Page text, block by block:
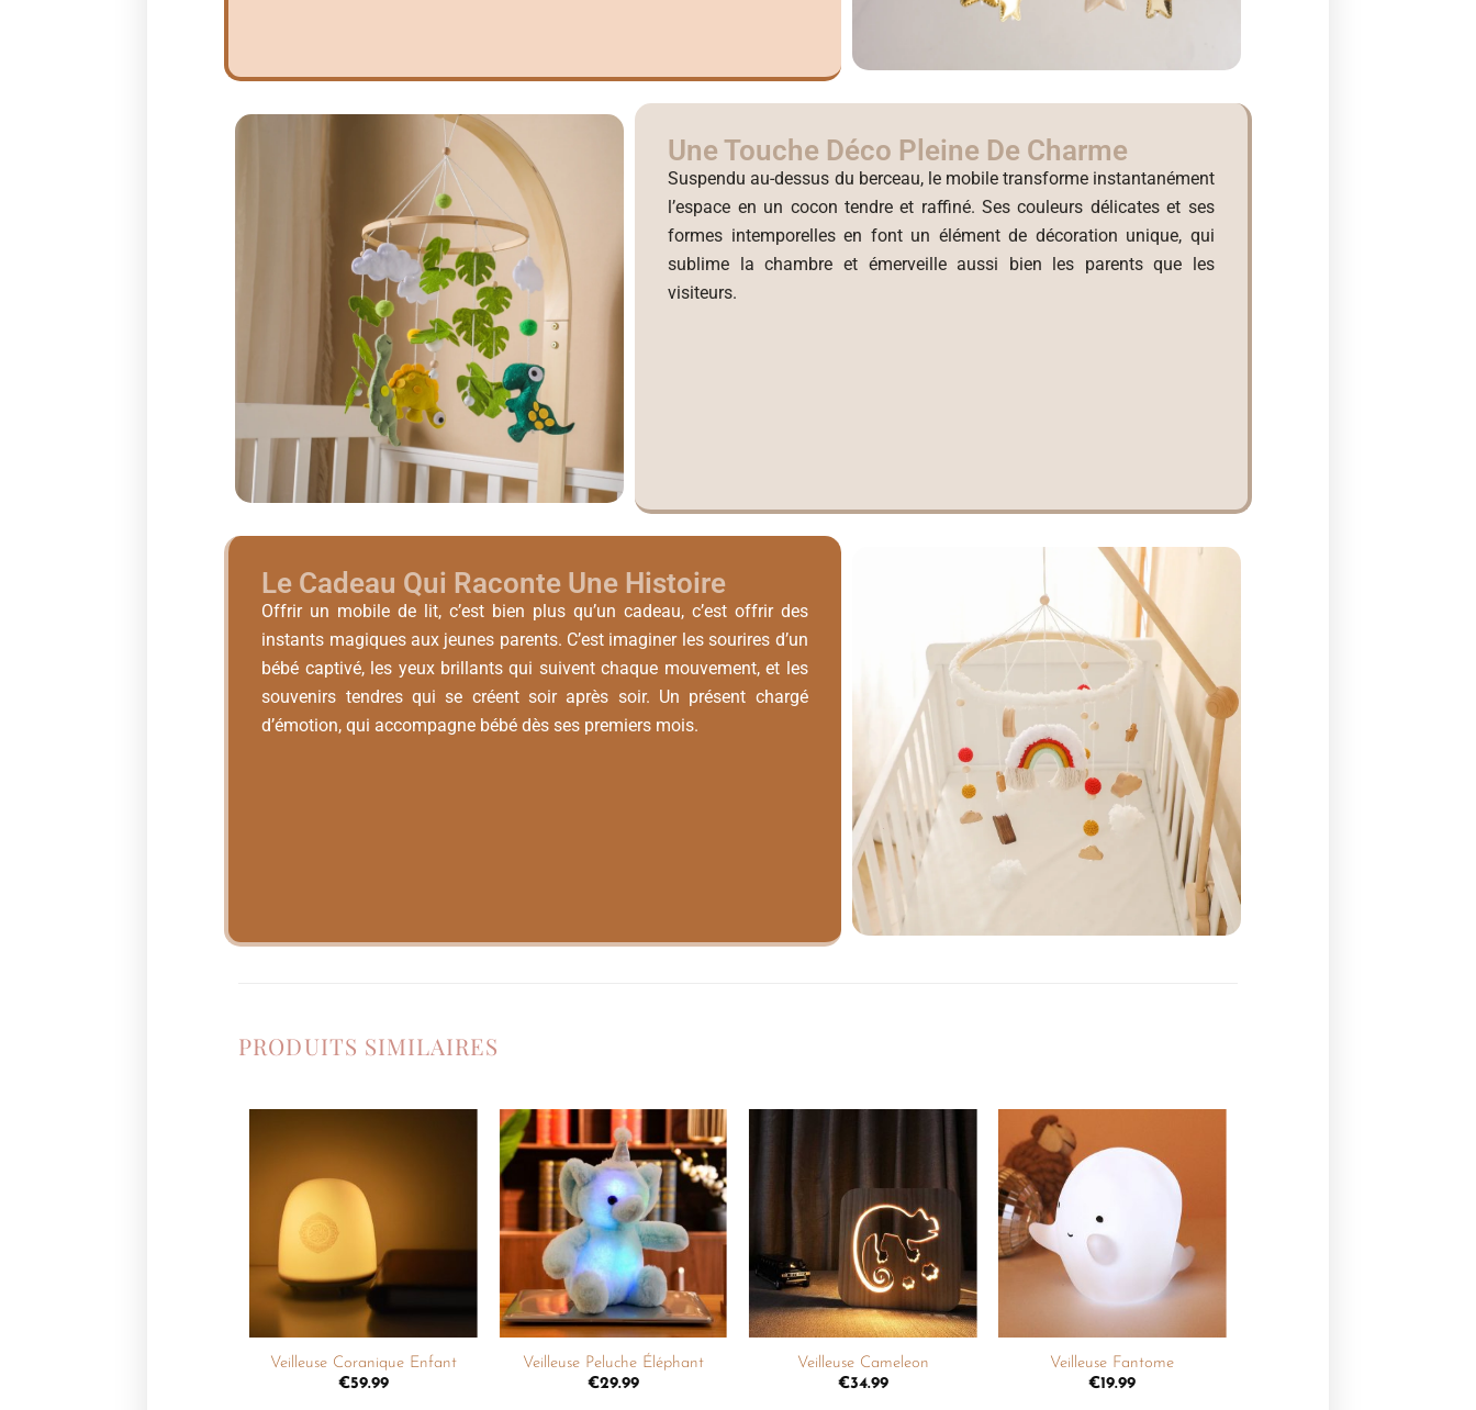
Une Touche Déco Pleine De Charme
Suspendu au-dessus du berceau, le mobile transforme instantanément
l’espace en un cocon tendre et raffiné. Ses couleurs délicates et ses
formes intemporelles en font un élément de décoration unique, qui
sublime la chambre et émerveille aussi bien les parents que les
visiteurs.
Le Cadeau Qui Raconte Une Histoire
Offrir un mobile de lit, c’est bien plus qu’un cadeau, c’est offrir des
instants magiques aux jeunes parents. C’est imaginer les sourires d’un
bébé captivé, les yeux brillants qui suivent chaque mouvement, et les
souvenirs tendres qui se créent soir après soir. Un présent chargé
d’émotion, qui accompagne bébé dès ses premiers mois.
PRODUITS SIMILAIRES
Veilleuse Coranique Enfant
€59.99
Ajouter
liste de
souhaits
+
Veilleuse Peluche Éléphant
€29.99
à la
liste de
souhaits
+
Veilleuse Cameleon
€34.99
Ajouter
à la
souhaits
Veilleuse Fantome
€19.99